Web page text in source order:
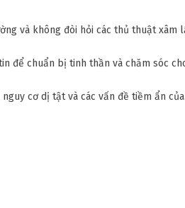
và không đòi hỏi các thủ thuật xâm
để chuẩn bị tinh thần và chăm sóc
cơ dị tật và các vấn đề tiềm ẩn